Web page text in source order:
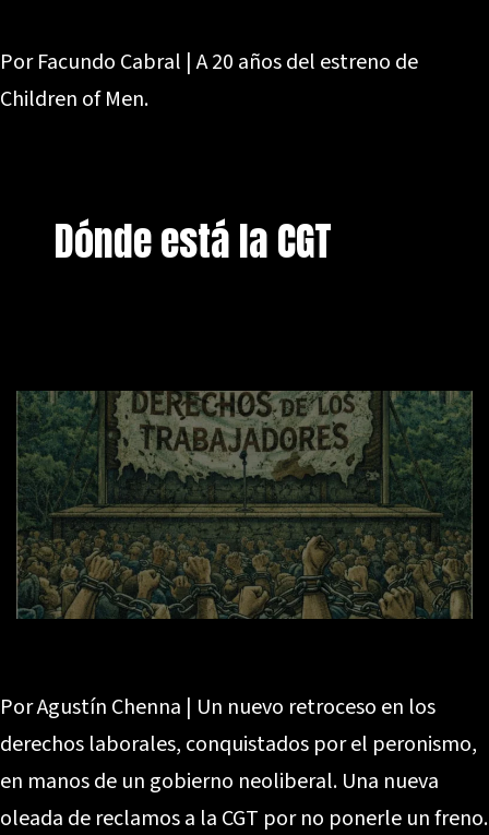
Por Facundo Cabral | A 20 años del estreno de
Children of Men.
Dónde está la CGT
Por Agustín Chenna | Un nuevo retroceso en los
derechos laborales, conquistados por el peronismo,
en manos de un gobierno neoliberal. Una nueva
oleada de reclamos a la CGT por no ponerle un freno.